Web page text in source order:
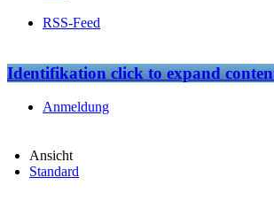
RSS-Feed
Identifikationclick to expand
Anmeldung
Ansicht
Standard